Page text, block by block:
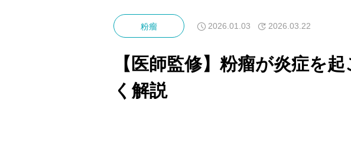
粉瘤 2026.01.03 2026.03.22
【医師監修】粉瘤が炎症を
く解説